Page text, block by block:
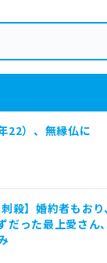
22）、無縁仏に
殺】婚約者もお
だった最上愛さん